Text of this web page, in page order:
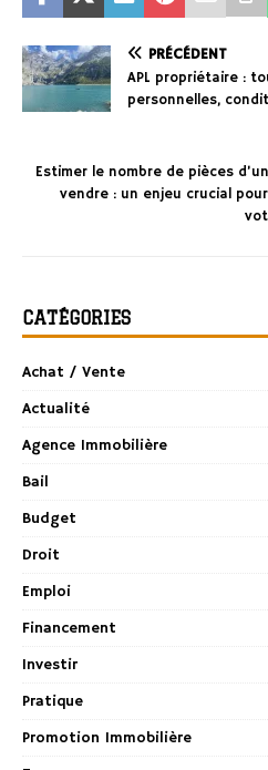
PRÉCÉDENT
APL propriétaire :
personnelles,
Estimer le nombre de pièces
vendre : un enjeu crucial
CATÉGORIES
Achat / Vente
Actualité
Agence Immobilière
Bail
Budget
Droit
Emploi
Financement
Investir
Pratique
Promotion Immobilière